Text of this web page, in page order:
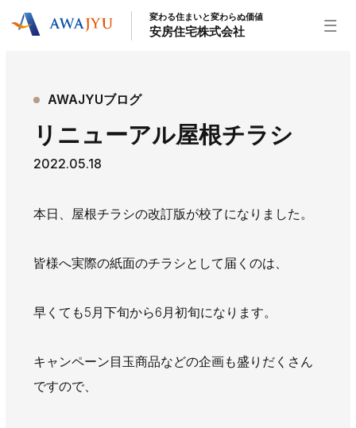
リフォーム事業 外装事業
新築住宅事業
不動産事業
社長挨拶 企業情報 沿革
拠点紹介
お知らせ
安房住まいる
大型工事施工事例
変わる住まいと変わらぬ価値
安房住宅株式会社
AWAJYUブログ
リニューアル屋根チラシ
2022.05.18
本日、屋根チラシの改訂版が校了になりました。
皆様へ実際の紙面のチラシとして届くのは、
早くても5月下旬から6月初旬になります。
キャンペーン目玉商品などの企画も盛りだくさん
ですので、